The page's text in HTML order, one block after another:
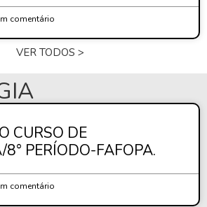
comentário
VER TODOS >
CURSO DE
8° PERÍODO-FAFOPA.
comentário